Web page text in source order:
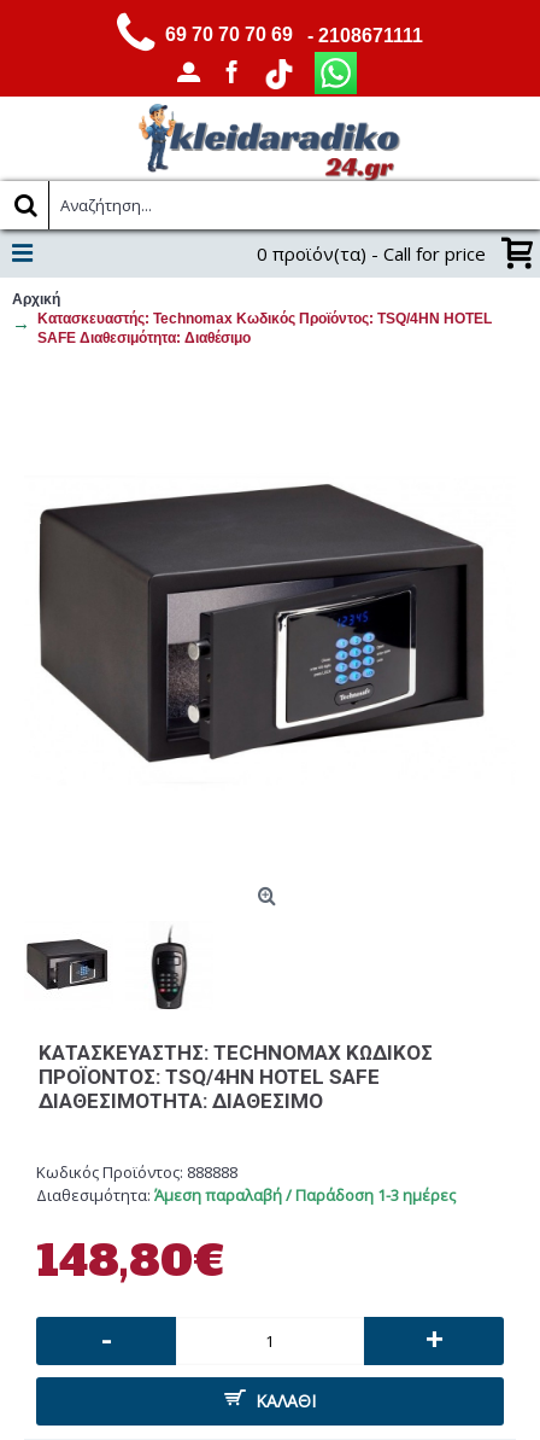
69 70 70 70 69 - 2108671111
0 προϊόν(τα) - Call for price
Αρχική
Κατασκευαστής: Technomax Κωδικός Προϊόντος: TSQ/4HN HOTEL
SAFE Διαθεσιμότητα: Διαθέσιμο
ΚΑΤΑΣΚΕΥΑΣΤΉΣ: TECHNOMAX ΚΩΔΙΚΌΣ
ΠΡΟΪΌΝΤΟΣ: TSQ/4HN HOTEL SAFE
ΔΙΑΘΕΣΙΜΌΤΗΤΑ: ΔΙΑΘΈΣΙΜΟ
Κωδικός Προϊόντος: 888888
Διαθεσιμότητα: Άμεση παραλαβή / Παράδοση 1-3 ημέρες
148,80€
- +
ΚΑΛΆΘΙ